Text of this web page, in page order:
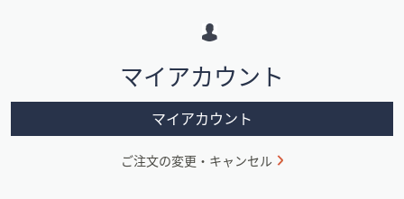
ン
マイアカウント
マイアカウント
ご注文の変更・キャンセル